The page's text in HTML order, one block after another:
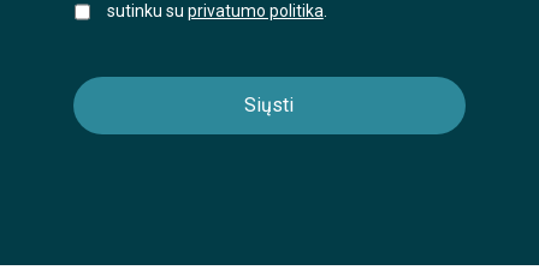
sutinku su privatumo politika